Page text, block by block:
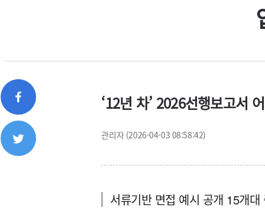
‘12년 차’ 2026선행보고서
관리자 (2026-04-03 08:58:42)
서류기반 면접 예시 공개 15개대